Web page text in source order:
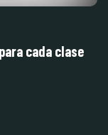
cada clase